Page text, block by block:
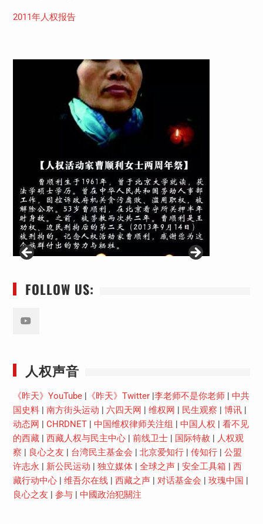
2011年人权报告
FOLLOW US:
人权声音
《昨天》YouTube| 《昨天》Twitter|李老师不是你老师| 中共
国史料| 南方街头运动 | 六四天网 | 维权网 | 民生观察 | 博讯|
动态网 | CHRDNET| 中国维权律师关注组 | 中国人权 | 看不见
的西藏| 西藏人权与民主中心| 前线卫士| 国际特赦 | 人权观
察 | 良心之友 | 台湾民主基金会 | 北京爱知行| 传知行| 公盟
许志永 | 新公民运动 | 独立媒体| 全球之声| 安全工具箱 | 西
藏行动中心| 维吾尔在线| 西藏之声| 对话基金会 | 玫瑰中国 |
良心之友 | 参与| 中國政治犯關注